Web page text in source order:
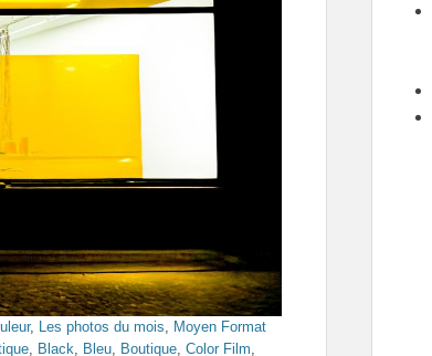
, Les photos du mois Moyen Format
Black Bleu Boutique Color Film